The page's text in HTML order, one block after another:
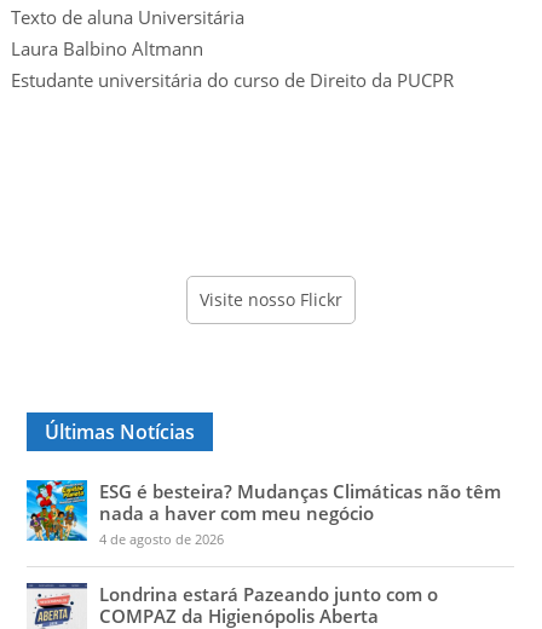
Texto de aluna Universitária
Laura Balbino Altmann
Estudante universitária do curso de Direito da PUCPR
Visite nosso Flickr
Últimas Notícias
ESG é besteira? Mudanças Climáticas não têm
nada a haver com meu negócio
4 de agosto de 2026
Londrina estará Pazeando junto com o
COMPAZ da Higienópolis Aberta